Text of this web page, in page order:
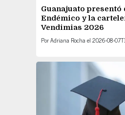
Guanajuato presentó
Endémico y la
Vendimias 2026
PorAdriana Rocha el 2026-08-